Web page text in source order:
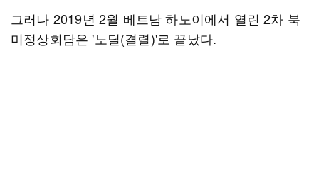
그러나 2019년 2월 베트남 하노이에서 열린 2차 북
미정상회담은 '노딜(결렬)'로 끝났다.